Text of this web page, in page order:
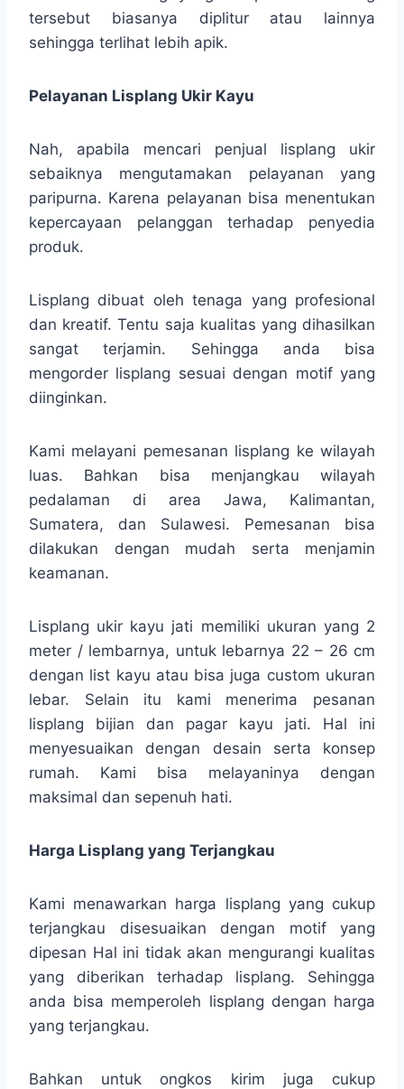
tersebut biasanya diplitur atau lainnya
sehingga terlihat lebih apik.
Pelayanan Lisplang Ukir Kayu
Nah, apabila mencari penjual lisplang ukir
sebaiknya mengutamakan pelayanan yang
paripurna. Karena pelayanan bisa menentukan
kepercayaan pelanggan terhadap penyedia
produk.
Lisplang dibuat oleh tenaga yang profesional
dan kreatif. Tentu saja kualitas yang dihasilkan
sangat terjamin. Sehingga anda bisa
mengorder lisplang sesuai dengan motif yang
diinginkan.
Kami melayani pemesanan lisplang ke wilayah
luas. Bahkan bisa menjangkau wilayah
pedalaman di area Jawa, Kalimantan,
Sumatera, dan Sulawesi. Pemesanan bisa
dilakukan dengan mudah serta menjamin
keamanan.
Lisplang ukir kayu jati memiliki ukuran yang 2
meter / lembarnya, untuk lebarnya 22 – 26 cm
dengan list kayu atau bisa juga custom ukuran
lebar. Selain itu kami menerima pesanan
lisplang bijian dan pagar kayu jati. Hal ini
menyesuaikan dengan desain serta konsep
rumah. Kami bisa melayaninya dengan
maksimal dan sepenuh hati.
Harga Lisplang yang Terjangkau
Kami menawarkan harga lisplang yang cukup
terjangkau disesuaikan dengan motif yang
dipesan Hal ini tidak akan mengurangi kualitas
yang diberikan terhadap lisplang. Sehingga
anda bisa memperoleh lisplang dengan harga
yang terjangkau.
Bahkan untuk ongkos kirim juga cukup